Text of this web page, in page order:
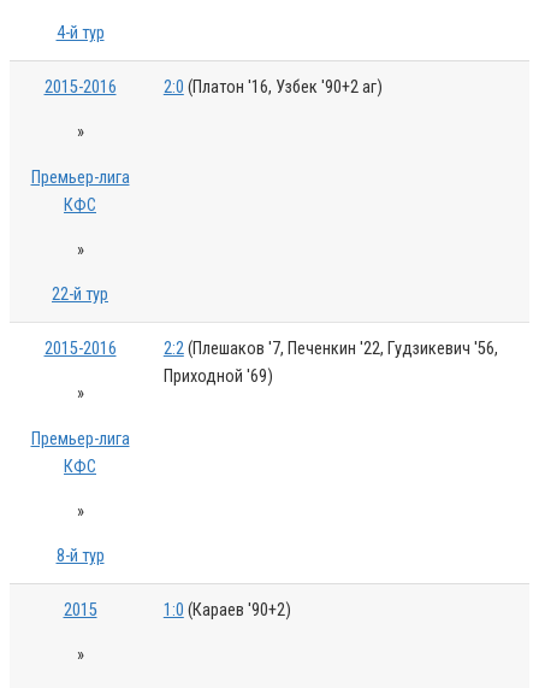
4-й тур
2015-2016
»
Премьер-лига
КФС
»
22-й тур
2:0 (Платон '16, Узбек '90+2 аг)
2015-2016
»
Премьер-лига
КФС
»
8-й тур
2:2(Плешаков '7, Печенкин '22, Гудзикевич '56,
Приходной '69)
2015
»
1:0 (Караев '90+2)